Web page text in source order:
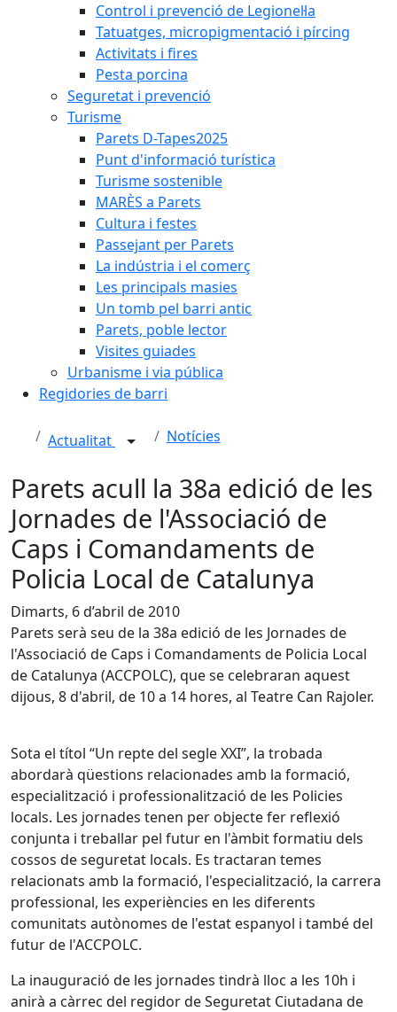
Control i prevenció de Legionel·la
Tatuatges, micropigmentació i pírcing
Activitats i fires
Pesta porcina
Seguretat i prevenció
Turisme
Parets D-Tapes2025
Punt d'informació turística
Turisme sostenible
MARÈS a Parets
Cultura i festes
Passejant per Parets
La indústria i el comerç
Les principals masies
Un tomb pel barri antic
Parets, poble lector
Visites guiades
Urbanisme i via pública
Regidories de barri
Actualitat Notícies
Parets acull la 38a edició de les
Jornades de l'Associació de
Caps i Comandaments de
Policia Local de Catalunya
Dimarts, 6 d’abril de 2010
Parets serà seu de la 38a edició de les Jornades de
l'Associació de Caps i Comandaments de Policia Local
de Catalunya (ACCPOLC), que se celebraran aquest
dijous, 8 d'abril, de 10 a 14 hores, al Teatre Can Rajoler.
Sota el títol “Un repte del segle XXI”, la trobada
abordarà qüestions relacionades amb la formació,
especialització i professionalització de les Policies
locals. Les jornades tenen per objecte fer reflexió
conjunta i treballar pel futur en l'àmbit formatiu dels
cossos de seguretat locals. Es tractaran temes
relacionats amb la formació, l'especialització, la carrera
professional, les experiències en les diferents
comunitats autònomes de l'estat espanyol i també del
futur de l'ACCPOLC.
La inauguració de les jornades tindrà lloc a les 10h i
anirà a càrrec del regidor de Seguretat Ciutadana de